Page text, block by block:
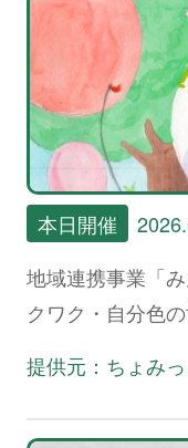
本日開催
地域連携事業「
クワク・自分色の
提供元：ちょみっ